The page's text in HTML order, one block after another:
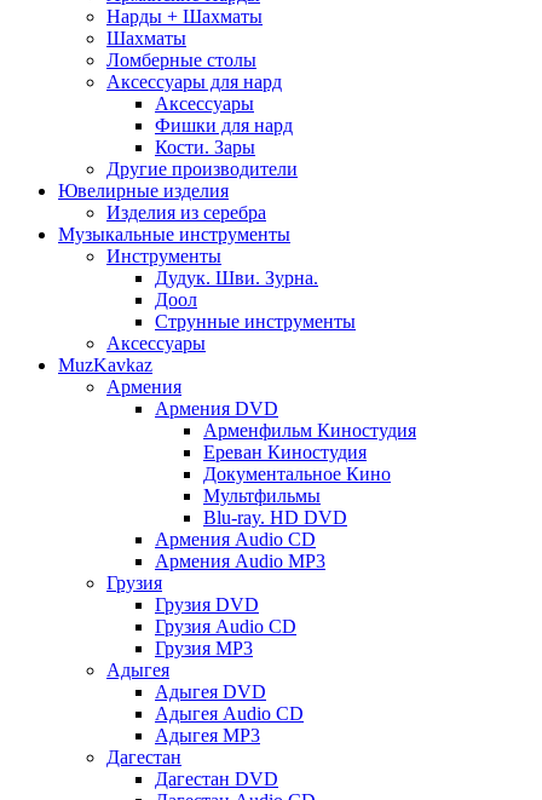
Нарды + Шахматы
Шахматы
Ломберные столы
Аксессуары для нард
Аксессуары
Фишки для нард
Кости. Зары
Другие производители
Ювелирные изделия
Изделия из серебра
Музыкальные инструменты
Инструменты
Дудук. Шви. Зурна.
Доол
Струнные инструменты
Аксессуары
MuzKavkaz
Армения
Армения DVD
Арменфильм Киностудия
Ереван Киностудия
Документальное Кино
Мультфильмы
Blu-ray. HD DVD
Армения Audio CD
Армения Audio MP3
Грузия
Грузия DVD
Грузия Audio CD
Грузия MP3
Адыгея
Адыгея DVD
Адыгея Audio CD
Адыгея MP3
Дагестан
Дагестан DVD